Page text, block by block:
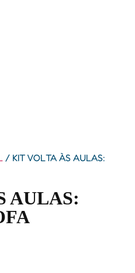
/ KIT VOLTA ÀS AULAS:
AULAS: